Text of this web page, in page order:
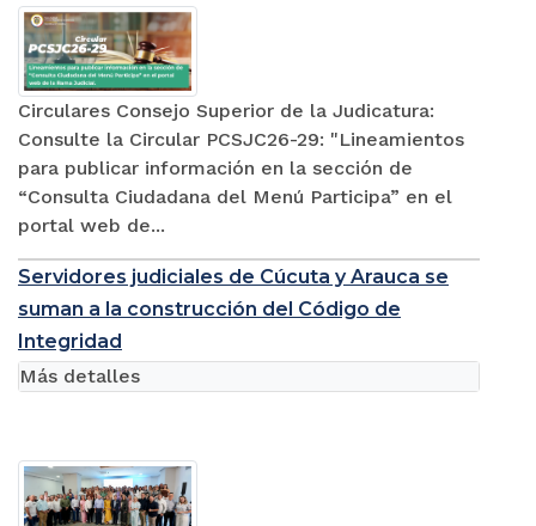
Circulares Consejo Superior de la Judicatura:
Consulte la Circular PCSJC26-29: "Lineamientos
para publicar información en la sección de
“Consulta Ciudadana del Menú Participa” en el
portal web de...
Servidores judiciales de Cúcuta y Arauca se
suman a la construcción del Código de
Integridad
Más detalles